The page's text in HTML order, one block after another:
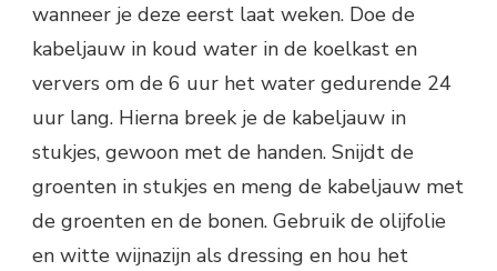
wanneer je deze eerst laat weken. Doe de
kabeljauw in koud water in de koelkast en
ververs om de 6 uur het water gedurende 24
uur lang. Hierna breek je de kabeljauw in
stukjes, gewoon met de handen. Snijdt de
groenten in stukjes en meng de kabeljauw met
de groenten en de bonen. Gebruik de olijfolie
en witte wijnazijn als dressing en hou het